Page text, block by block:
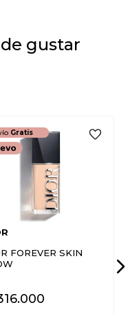
gustar
Gratis
FOREVER SKIN
.000